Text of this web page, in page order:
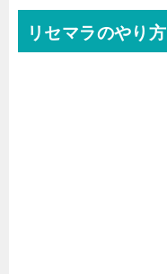
リセマラのやり方